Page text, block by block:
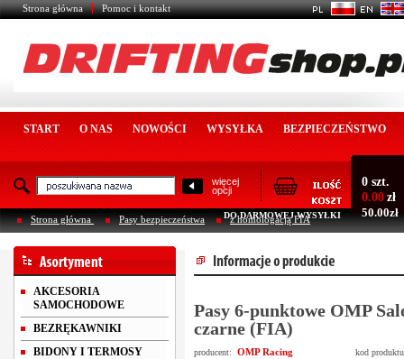
Strona główna Pomoc i kontakt
START O NAS NOWOŚCI WYSYŁKA BEZPIECZEŃSTWO
więcej
opcji
0 szt.
0.00 zł
DO DARMOWEJ WYSYŁKI 50.00zł
Strona główna Pasy bezpieczeństwa z homologacją FIA
AKCESORIA
SAMOCHODOWE
BEZRĘKAWNIKI
BIDONY I TERMOSY
Pasy 6-punktowe OMP
czarne (FIA)
producent: OMP Racing
kod